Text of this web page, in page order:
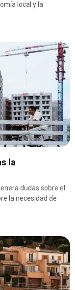
local y la
la
dudas sobre el
la necesidad de